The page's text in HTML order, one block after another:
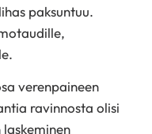
paksuntuu.
verenpaineen
ravinnosta olisi